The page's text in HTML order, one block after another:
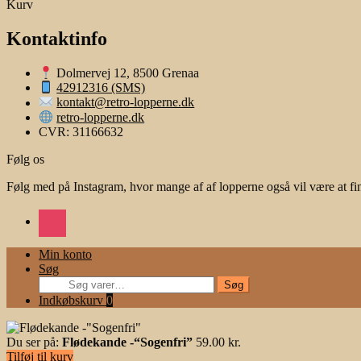
Kurv
Kontaktinfo
Dolmervej 12, 8500 Grenaa
42912316 (SMS)
kontakt@retro-lopperne.dk
retro-lopperne.dk
CVR: 31166632
Følg os
Følg med på Instagram, hvor mange af af lopperne også vil være at
instagram
Min konto
Søg
efter:
Søg
Indkøbskurv 0
Du ser på: Flødekande -“Sogenfri” 59.00 kr.
Tilføj til kurv